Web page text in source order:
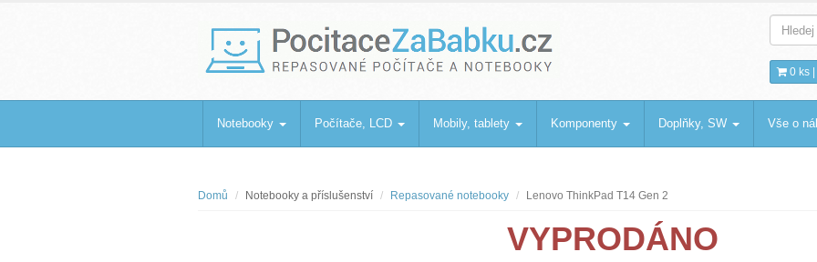
PocitaceZaBabku.cz
Repasované počítače a notebooky 0 ks |
Notebooky Počítače, LCD Mobily, tablety Komponenty Doplňky, SW Vše o
Domů Notebooky a příslušenství Repasované notebooky Lenovo ThinkPad T14 Gen 2
VYPRODÁNO